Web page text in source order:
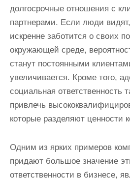
долгосрочные отношения с
партнерами. Если люди
искренне заботится о своих
окружающей среде,
станут постоянными
увеличивается. Кроме того,
социальная ответственность
привлечь
которые разделяют ценности
Одним из ярких примеров
придают большое значение
ответственности в бизнесе,